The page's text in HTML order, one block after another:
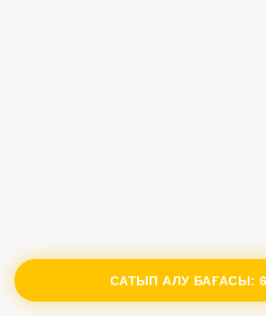
САТЫП АЛУ БАҒАСЫ: